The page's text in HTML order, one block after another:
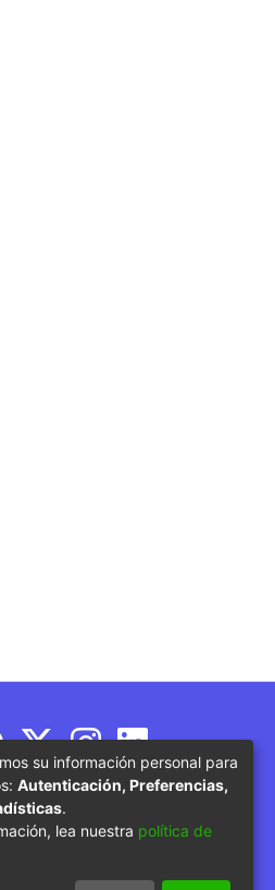
de Educación
su información personal para
Autenticación, Preferencias,
.
lea nuestra política de